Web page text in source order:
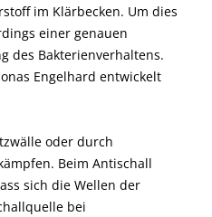
im Klärbecken. Um dies
einer genauen
des Bakterienverhaltens.
Engelhard entwickelt
oder durch
Beim Antischall
sich die Wellen der
bei